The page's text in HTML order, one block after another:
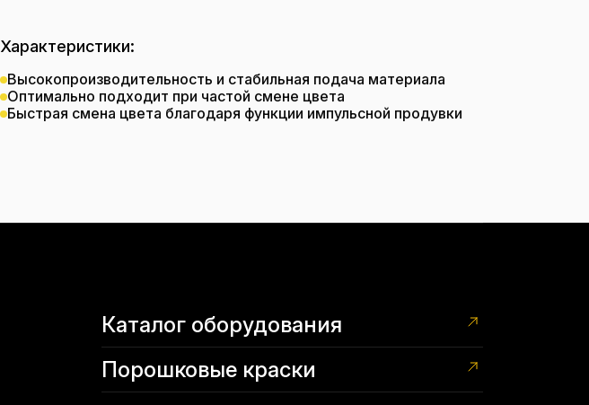
Характеристики:
Высокопроизводительность и стабильная подача материала
Оптимально подходит при частой смене цвета
Быстрая смена цвета благодаря функции импульсной продувки
Каталог оборудования
Порошковые краски